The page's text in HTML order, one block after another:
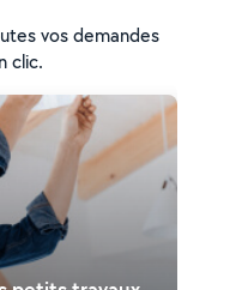
vos demandes
clic.